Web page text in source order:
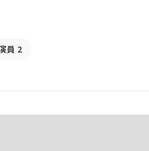
員 2